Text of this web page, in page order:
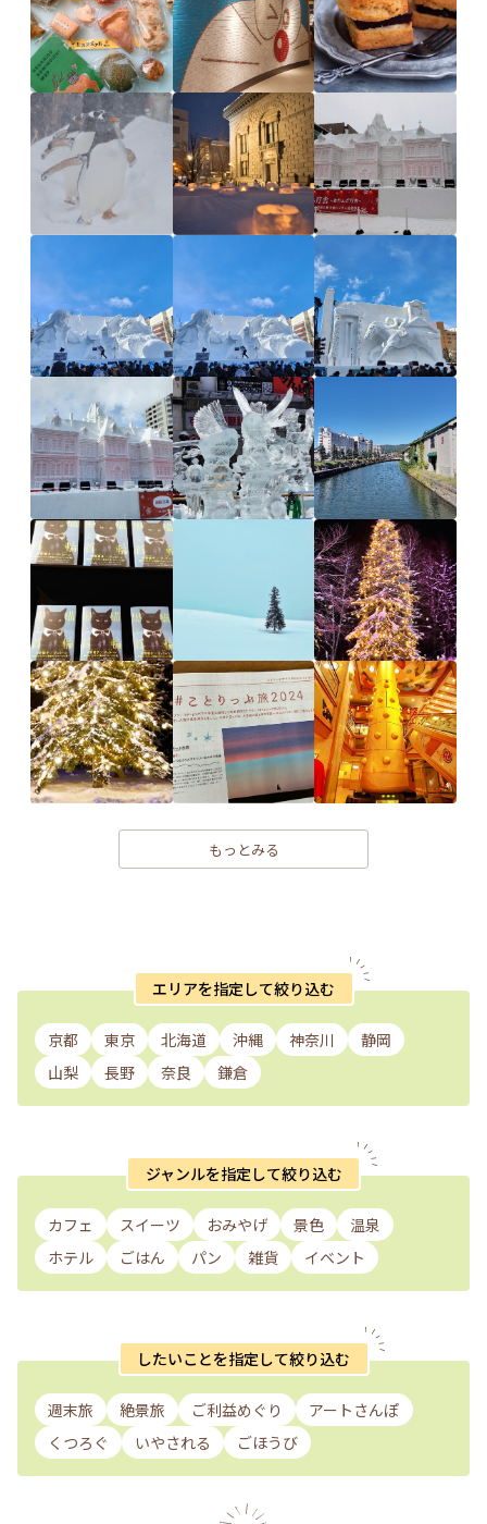
もっとみる
エリアを指定して絞り込む
京都 東京 北海道 沖縄 神奈川
静岡
山梨
長野 奈良 鎌倉
ジャンルを指定して絞り込む
カフェ スイーツ おみやげ 景色
温泉
ホテル
ごはん パン 雑貨 イベント
したいことを指定して絞り込む
週末旅 絶景旅 ご利益めぐり
アートさんぽ
くつろぐ
いやされる ごほうび